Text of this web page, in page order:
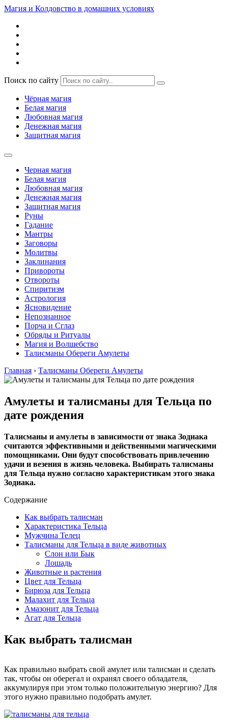
Магия и Колдовство в домашних условиях
Поиск по сайту
Чёрная магия
Белая магия
Любовная магия
Денежная магия
Защитная магия
Черная магия
Белая магия
Любовная магия
Денежная магия
Защитная магия
Руны
Гадание
Мантры
Заговоры
Молитвы
Заклинания
Привороты
Отвороты
Спиритизм
Астрология
Ясновидение
Непознанное
Порча и Сглаз
Обряды и Ритуалы
Магия и Волшебство
Талисманы Обереги Амулеты
Главная › Талисманы Обереги Амулеты
Амулеты и талисманы для Тельца по
дате рождения
Талисманы и амулеты в зависимости от знака Зодиака
считаются эффективными и действенными магическими
помощниками. Они будут способствовать привлечению
удачи и везения в жизнь человека. Выбирать талисманы
для Тельца нужно согласно характеристикам этого знака
Зодиака.
Содержание
Как выбрать талисман
Характеристика Тельца
Мужчина Телец
Талисманы для Тельца в виде животных
Слон или Бык
Лошадь
Животные и растения
Цвет для Тельца
Бирюза для Тельца
Малахит для Тельца
Амазонит для Тельца
Агат для Тельца
Как выбрать талисман
Как правильно выбрать свой амулет или талисман и сделать
так, чтобы он оберегал и охранял своего обладателя,
аккумулируя при этом только положительную энергию? Для
этого нужно правильно подобрать амулет.